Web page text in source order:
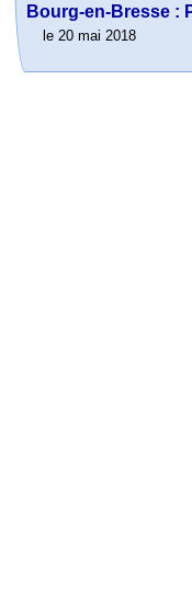
Bourg-en-Bresse :
le 20 mai 2018